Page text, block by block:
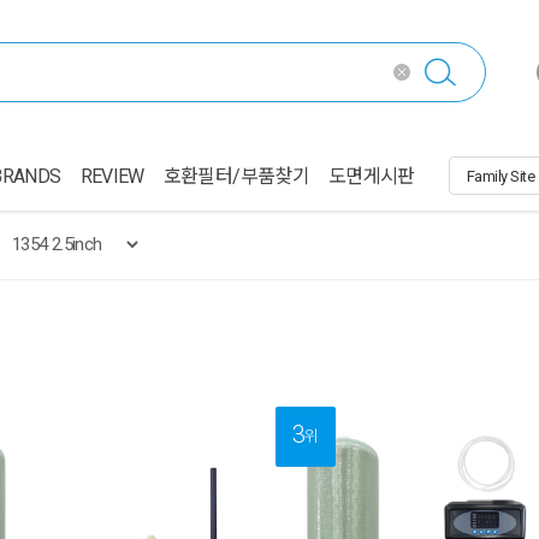
REVIEW 호환필터/부품찾기 도면게시판
3위